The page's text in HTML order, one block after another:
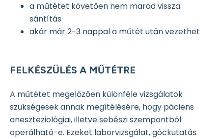
a műtétet követően nem marad vissza
sántítás
akár már 2-3 nappal a műtét után vezethet
FELKÉSZÜLÉS A MŰTÉTRE
A műtétet megelőzően különféle vizsgálatok
szükségesek annak megítélésére, hogy páciens
aneszteziológiai, illetve sebészi szempontból
operálható-e. Ezeket laborvizsgálat, góckutatás